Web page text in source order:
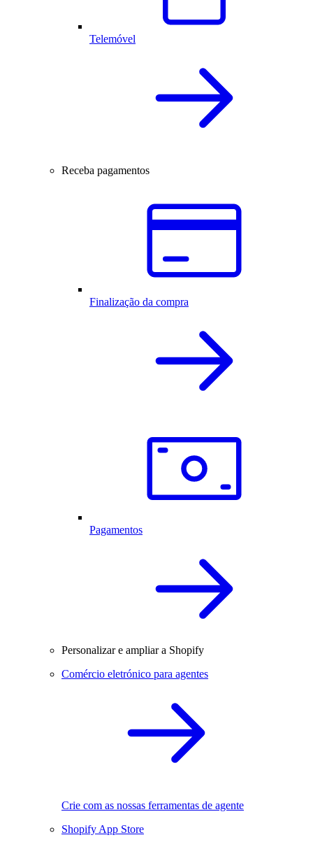
Telemóvel
Receba pagamentos
Finalização da compra
Pagamentos
Personalizar e ampliar a Shopify
Comércio eletrónico para agentes
Crie com as nossas ferramentas de agente
Shopify App Store